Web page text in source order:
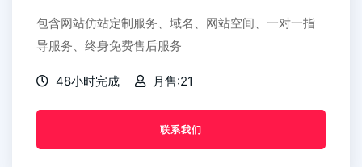
包含网站仿站定制服务、域名、网站空间、一对一指
导服务、终身免费售后服务
48小时完成 月售:21
联系我们